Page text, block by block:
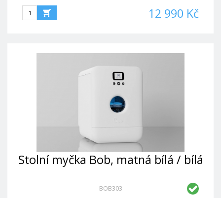
12 990 Kč
Stolní myčka Bob, matná bílá / bílá
BOB303